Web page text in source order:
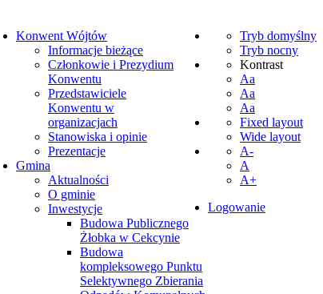
Tryb domyślny
Tryb nocny
Kontrast
Aa
Aa
Aa
Fixed layout
Wide layout
A-
A
A+
Logowanie
Konwent Wójtów
Informacje bieżące
Członkowie i Prezydium
Konwentu
Przedstawiciele
Konwentu w
organizacjach
Stanowiska i opinie
Prezentacje
Gmina
Aktualności
O gminie
Inwestycje
Budowa Publicznego
Żłobka w Cekcynie
Budowa
kompleksowego Punktu
Selektywnego Zbierania